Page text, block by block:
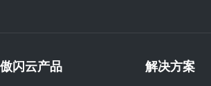
傲闪云产品 解决方案